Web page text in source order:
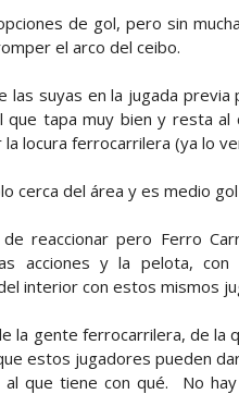
de gol, pero sin
el arco del ceibo.
las suyas en la jugada
que tapa muy bien y resta
locura ferrocarrilera (ya lo
cerca del área y es medio
reaccionar pero Ferro
acciones y la pelota,
interior con estos mismos
la gente ferrocarrilera, de la
estos jugadores pueden
al que tiene con qué. No